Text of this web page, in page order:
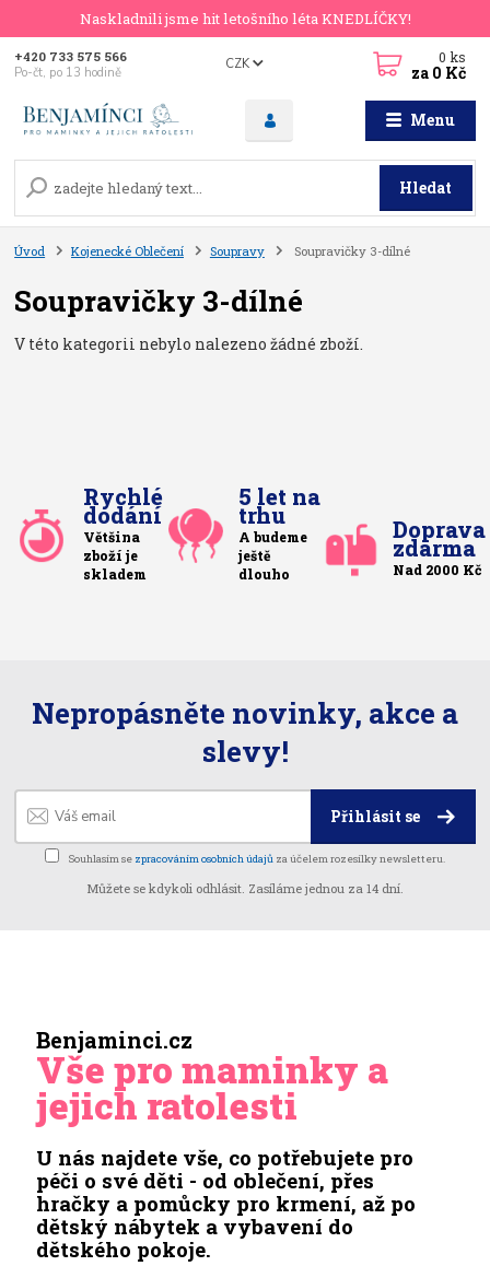
Naskladnili jsme hit letošního léta KNEDLÍČKY!
Menu
CZK
Hledat
+420 733 575 566
Po-čt, po 13 hodině
0ks
za 0 Kč
Úvod Kojenecké Oblečení Soupravy Soupravičky 3-dílné
Soupravičky 3-dílné
V této kategorii nebylo nalezeno žádné zboží.
Rychlé
dodání
Většina
zboží je
skladem
5 let na
trhu
A budeme
ještě
dlouho
Doprava
zdarma
Nad 2000 Kč
Nepropásněte novinky, akce a
slevy!
Přihlásit se
Souhlasím se zpracováním osobních údajů za účelem rozesílky newsletteru.
Můžete se kdykoli odhlásit. Zasíláme jednou za 14 dní.
Benjaminci.cz
Vše pro maminky a
jejich ratolesti
U nás najdete vše, co potřebujete pro
péči o své děti - od oblečení, přes
hračky a pomůcky pro krmení, až po
dětský nábytek a vybavení do
dětského pokoje.